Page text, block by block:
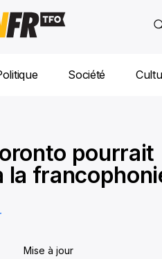
Société
pourrait
Mise à jour